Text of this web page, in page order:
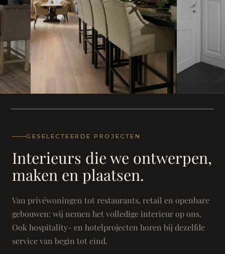
Landhuis - Grimbergen
GESELECTEERDE PROJECTEN
Interieurs die we ontwerpen,
maken en plaatsen.
Van privéwoningen tot restaurants, retail en openbare
gebouwen: wij nemen het volledige interieur op ons.
Ook hospitality- en hotelprojecten horen bij dezelfde
service van begin tot eind.